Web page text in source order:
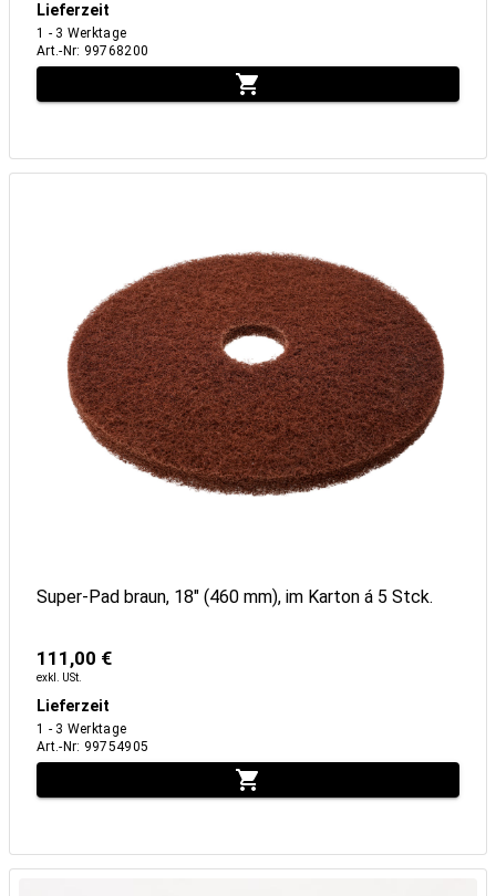
Lieferzeit
1 - 3 Werktage
Art.-Nr: 99768200
Super-Pad braun, 18" (460 mm), im Karton á 5 Stck.
111,00 €
exkl. USt.
Lieferzeit
1 - 3 Werktage
Art.-Nr: 99754905